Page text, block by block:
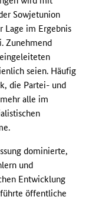
Sowjetunion
Lage im Ergebnis
Zunehmend
seien. Häufig
die Partei- und
alle im
dominierte,
und
Entwicklung
öffentliche